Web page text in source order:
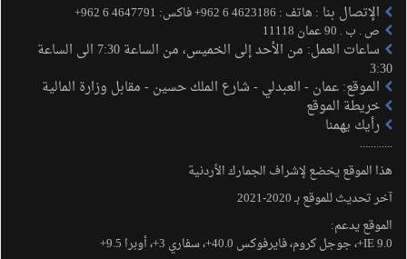
الإتصال بنا : هاتف : 4623186 6 962+ فاكس: 4647791 6 962+
ص . ب . 90 عمان 11118
ساعات العمل: من الأحد إلى الخميس، من الساعة 7:30 الى الساعة
3:30
الموقع: عمان - العبدلي - شارع الملك حسين - مقابل وزارة المالية
خريطة الموقع
رأيك يهمنا
............
هذا الموقع يخضع لإشراف الجمارك الأردنية
آخر تحديث للموقع بـ 2020-2021
الموقع يدعم:
IE 9.0+، جوجل كروم، فايرفوكس 40.0+، سفاري 3+، أوبرا 9.5+